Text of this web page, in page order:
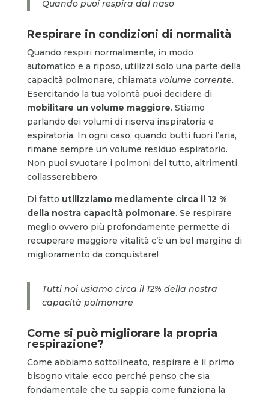
Quando puoi respira dal naso
Respirare in condizioni di normalità
Quando respiri normalmente, in modo
automatico e a riposo, utilizzi solo una parte della
capacità polmonare, chiamata volume corrente.
Esercitando la tua volontà puoi decidere di
mobilitare un volume maggiore. Stiamo
parlando dei volumi di riserva inspiratoria e
espiratoria. In ogni caso, quando butti fuori l’aria,
rimane sempre un volume residuo espiratorio.
Non puoi svuotare i polmoni del tutto, altrimenti
collasserebbero.
Di fatto utilizziamo mediamente circa il 12 %
della nostra capacità polmonare. Se respirare
meglio ovvero più profondamente permette di
recuperare maggiore vitalità c’è un bel margine di
miglioramento da conquistare!
Tutti noi usiamo circa il 12% della nostra
capacità polmonare
Come si può migliorare la propria
respirazione?
Come abbiamo sottolineato, respirare è il primo
bisogno vitale, ecco perché penso che sia
fondamentale che tu sappia come funziona la